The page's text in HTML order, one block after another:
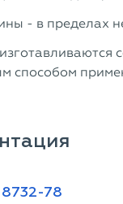
- в пределах
способом
78